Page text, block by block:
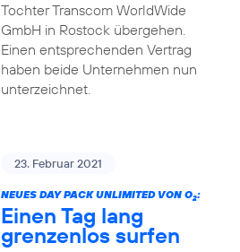
Tochter Transcom WorldWide
GmbH in Rostock übergehen.
Einen entsprechenden Vertrag
haben beide Unternehmen nun
unterzeichnet.
23. Februar 2021
NEUES DAY PACK UNLIMITED VON O2:
Einen Tag lang
grenzenlos surfen